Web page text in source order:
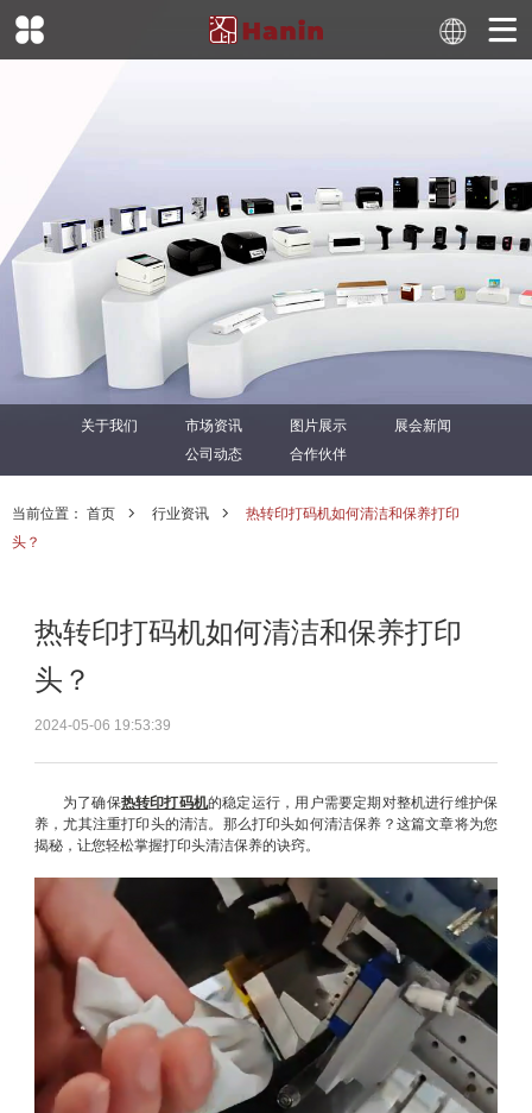
关于我们 市场资讯 图片展示
展会新闻
公司动态
合作伙伴
当前位置： 首页 行业资讯
热转印打码机如何清洁和保养打印
头？
热转印打码机如何清洁和保养打印
头？
2024-05-06 19:53:39
为了确保热转印打码机的稳定运行，用户需要定期对整机进行维护保
养，尤其注重打印头的清洁。那么打印头如何清洁保养？这篇文章将为您
揭秘，让您轻松掌握打印头清洁保养的诀窍。